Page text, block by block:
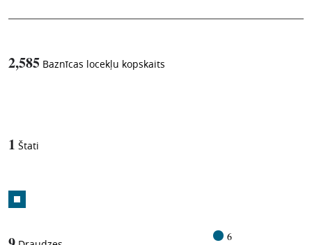
2,585 Baznīcas locekļu kopskaits
1 Štati
6